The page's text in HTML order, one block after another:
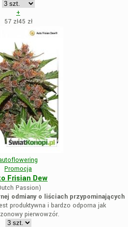
+
57 zł45 zł
Promocja
Frisian Dew
Passion)
odmiany o liściach przypominających
produktywna i bardzo odporna jak
pierwowzór.